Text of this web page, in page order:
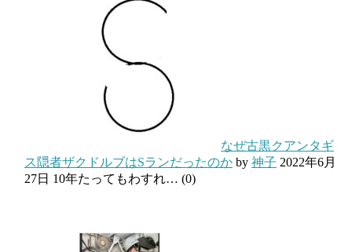
なぜ古黒クアンタギ
ス隠者ザクドルブはSランだったのか by 神子 2022年6月
27日 10年たってもわすれ… (0)